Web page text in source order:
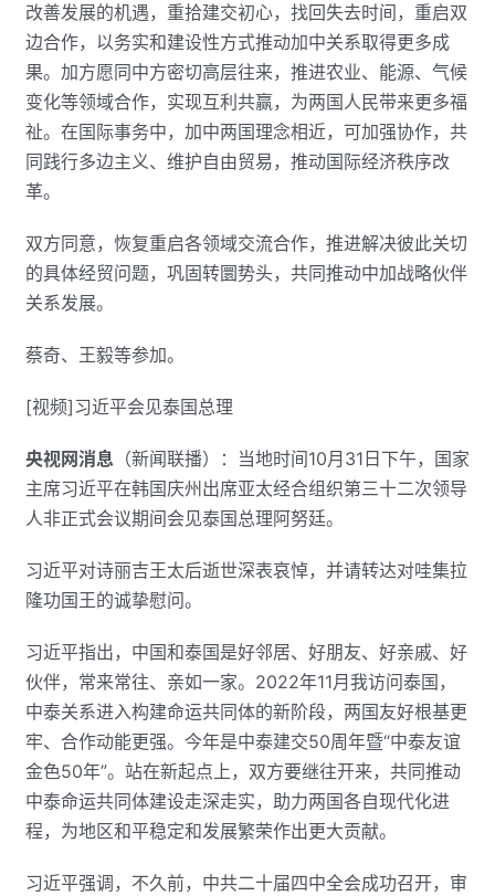
改善发展的机遇，重拾建交初心，找回失去时间，重启双
边合作，以务实和建设性方式推动加中关系取得更多成
果。加方愿同中方密切高层往来，推进农业、能源、气候
变化等领域合作，实现互利共赢，为两国人民带来更多福
祉。在国际事务中，加中两国理念相近，可加强协作，共
同践行多边主义、维护自由贸易，推动国际经济秩序改
革。
双方同意，恢复重启各领域交流合作，推进解决彼此关切
的具体经贸问题，巩固转圜势头，共同推动中加战略伙伴
关系发展。
蔡奇、王毅等参加。
[视频]习近平会见泰国总理
央视网消息 （新闻联播）：当地时间10月31日下午，国家
主席习近平在韩国庆州出席亚太经合组织第三十二次领导
人非正式会议期间会见泰国总理阿努廷。
习近平对诗丽吉王太后逝世深表哀悼，并请转达对哇集拉
隆功国王的诚挚慰问。
习近平指出，中国和泰国是好邻居、好朋友、好亲戚、好
伙伴，常来常往、亲如一家。2022年11月我访问泰国，
中泰关系进入构建命运共同体的新阶段，两国友好根基更
牢、合作动能更强。今年是中泰建交50周年暨“中泰友谊
金色50年”。站在新起点上，双方要继往开来，共同推动
中泰命运共同体建设走深走实，助力两国各自现代化进
程，为地区和平稳定和发展繁荣作出更大贡献。
习近平强调，不久前，中共二十届四中全会成功召开，审